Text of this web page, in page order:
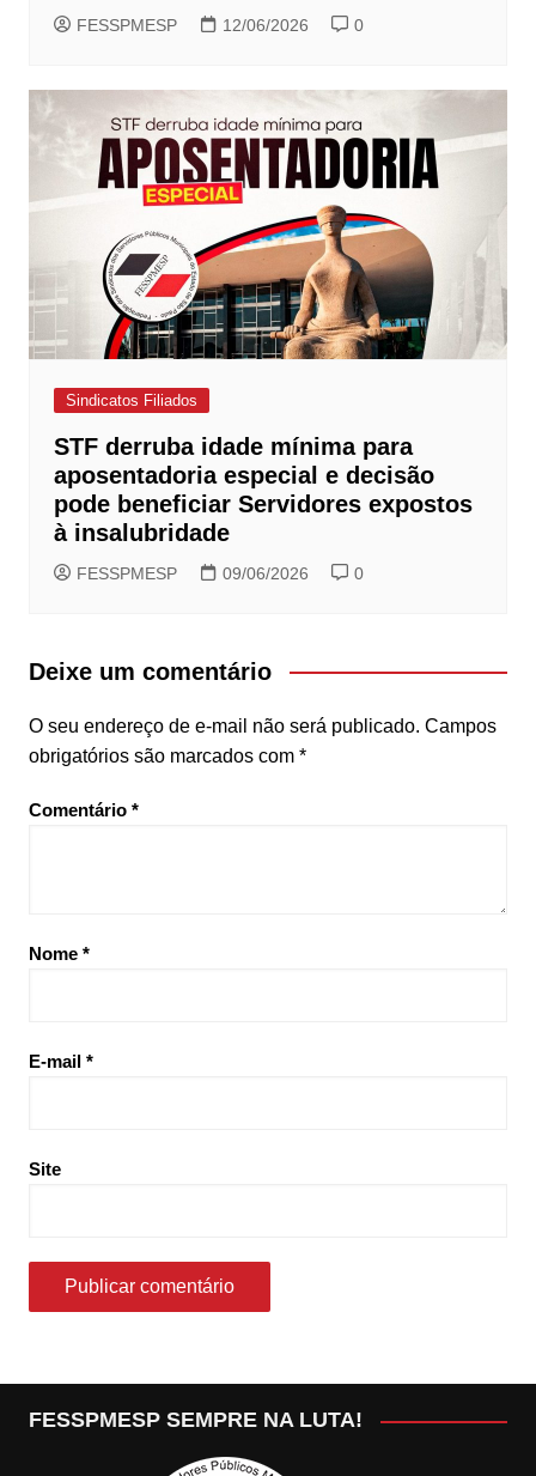
FESSPMESP 12/06/2026 0
Sindicatos Filiados
STF derruba idade mínima para
aposentadoria especial e decisão
pode beneficiar Servidores expostos
à insalubridade
FESSPMESP 09/06/2026 0
Deixe um comentário
O seu endereço de e-mail não será publicado. Campos
obrigatórios são marcados com *
Comentário *
Nome *
E-mail *
Site
FESSPMESP SEMPRE NA LUTA!